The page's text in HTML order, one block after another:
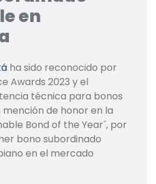
en
ha sido reconocido por
Awards 2023 y el
técnica para bonos
mención de honor en la
Bond of the Year´, por
bono subordinado
en el mercado